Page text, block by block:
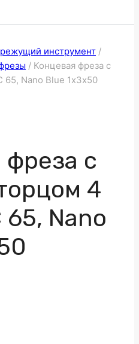
инструмент /
/ Концевая фреза с
65, Nano Blue 1х3х50
фреза с
4
65, Nano